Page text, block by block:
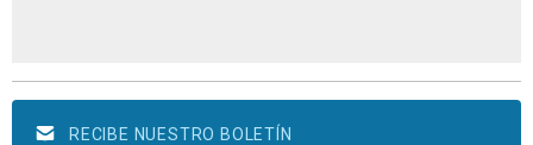
RECIBE NUESTRO BOLETÍN